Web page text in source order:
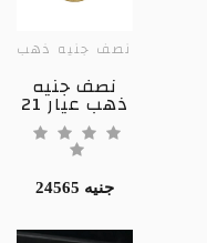
نصف جنيه ذهب
نصف جنيه
ذهب عيار 21
24565 جنيه